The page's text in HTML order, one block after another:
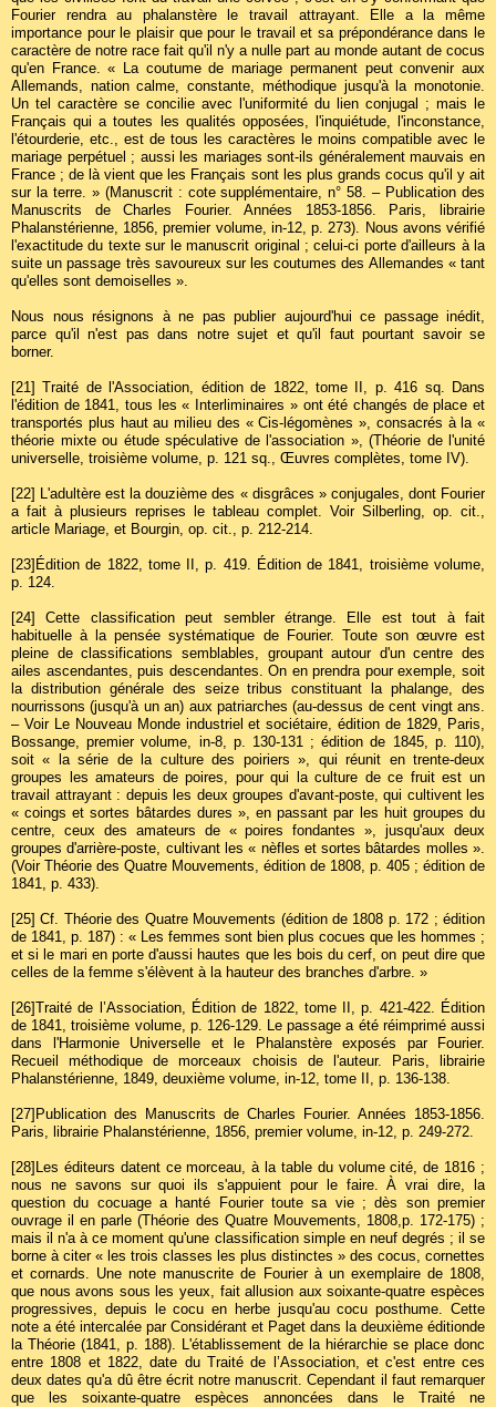
Fourier rendra au phalanstère le travail attrayant. Elle a la même
importance pour le plaisir que pour le travail et sa prépondérance dans le
caractère de notre race fait qu'il n'y a nulle part au monde autant de cocus
qu'en France. « La coutume de mariage permanent peut convenir aux
Allemands, nation calme, constante, méthodique jusqu'à la monotonie.
Un tel caractère se concilie avec l'uniformité du lien conjugal ; mais le
Français qui a toutes les qualités opposées, l'inquiétude, l'inconstance,
l'étourderie, etc., est de tous les caractères le moins compatible avec le
mariage perpétuel ; aussi les mariages sont-ils généralement mauvais en
France ; de là vient que les Français sont les plus grands cocus qu'il y ait
sur la terre. » (Manuscrit : cote supplémentaire, n° 58. – Publication des
Manuscrits de Charles Fourier. Années 1853-1856. Paris, librairie
Phalanstérienne, 1856, premier volume, in-12, p. 273). Nous avons vérifié
l'exactitude du texte sur le manuscrit original ; celui-ci porte d'ailleurs à la
suite un passage très savoureux sur les coutumes des Allemandes « tant
qu'elles sont demoiselles ».
Nous nous résignons à ne pas publier aujourd'hui ce passage inédit,
parce qu'il n'est pas dans notre sujet et qu'il faut pourtant savoir se
borner.
[21] Traité de l'Association, édition de 1822, tome II, p. 416 sq. Dans
l'édition de 1841, tous les « Interliminaires » ont été changés de place et
transportés plus haut au milieu des « Cis-légomènes », consacrés à la «
théorie mixte ou étude spéculative de l'association », (Théorie de l'unité
universelle, troisième volume, p. 121 sq., Œuvres complètes, tome IV).
[22] L'adultère est la douzième des « disgrâces » conjugales, dont Fourier
a fait à plusieurs reprises le tableau complet. Voir Silberling, op. cit.,
article Mariage, et Bourgin, op. cit., p. 212-214.
[23] Édition de 1822, tome II, p. 419. Édition de 1841, troisième volume,
p. 124.
[24]
Cette classification peut sembler étrange. Elle est tout à fait
habituelle à la pensée systématique de Fourier. Toute son œuvre est
pleine de classifications semblables, groupant autour d'un centre des
ailes ascendantes, puis descendantes. On en prendra pour exemple, soit
la distribution générale des seize tribus constituant la phalange, des
nourrissons (jusqu'à un an) aux patriarches (au-dessus de cent vingt ans.
– Voir Le Nouveau Monde industriel et sociétaire, édition de 1829, Paris,
Bossange, premier volume, in-8, p. 130-131 ; édition de 1845, p. 110),
soit « la série de la culture des poiriers », qui réunit en trente-deux
groupes les amateurs de poires, pour qui la culture de ce fruit est un
travail attrayant : depuis les deux groupes d'avant-poste, qui cultivent les
« coings et sortes bâtardes dures », en passant par les huit groupes du
centre, ceux des amateurs de « poires fondantes », jusqu'aux deux
groupes d'arrière-poste, cultivant les « nèfles et sortes bâtardes molles ».
(Voir Théorie des Quatre Mouvements, édition de 1808, p. 405 ; édition de
1841, p. 433).
[25] Cf. Théorie des Quatre Mouvements (édition de 1808 p. 172 ; édition
de 1841, p. 187) : « Les femmes sont bien plus cocues que les hommes ;
et si le mari en porte d'aussi hautes que les bois du cerf, on peut dire que
celles de la femme s'élèvent à la hauteur des branches d'arbre. »
[26]Traité de l’Association, Édition de 1822, tome II, p. 421-422. Édition
de 1841, troisième volume, p. 126-129. Le passage a été réimprimé aussi
dans l'Harmonie Universelle et le Phalanstère exposés par Fourier.
Recueil méthodique de morceaux choisis de l'auteur. Paris, librairie
Phalanstérienne, 1849, deuxième volume, in-12, tome II, p. 136-138.
[27] Publication des Manuscrits de Charles Fourier. Années 1853-1856.
Paris, librairie Phalanstérienne, 1856, premier volume, in-12, p. 249-272.
[28] Les éditeurs datent ce morceau, à la table du volume cité, de 1816 ;
nous ne savons sur quoi ils s'appuient pour le faire. À vrai dire, la
question du cocuage a hanté Fourier toute sa vie ; dès son premier
ouvrage il en parle (Théorie des Quatre Mouvements, 1808,p. 172-175) ;
mais il n'a à ce moment qu'une classification simple en neuf degrés ; il se
borne à citer « les trois classes les plus distinctes » des cocus, cornettes
et cornards. Une note manuscrite de Fourier à un exemplaire de 1808,
que nous avons sous les yeux, fait allusion aux soixante-quatre espèces
progressives, depuis le cocu en herbe jusqu'au cocu posthume. Cette
note a été intercalée par Considérant et Paget dans la deuxième éditionde
la Théorie (1841, p. 188). L'établissement de la hiérarchie se place donc
entre 1808 et 1822, date du Traité de l’Association, et c'est entre ces
deux dates qu'a dû être écrit notre manuscrit. Cependant il faut remarquer
que les soixante-quatre espèces annoncées dans le Traité ne